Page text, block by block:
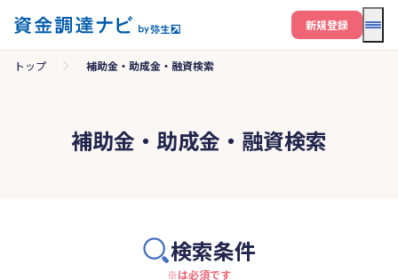
メ
新規登録
トップ 補助金・助成金・融資検索
補助金・助成金・融資検索
検索条件
※は必須です